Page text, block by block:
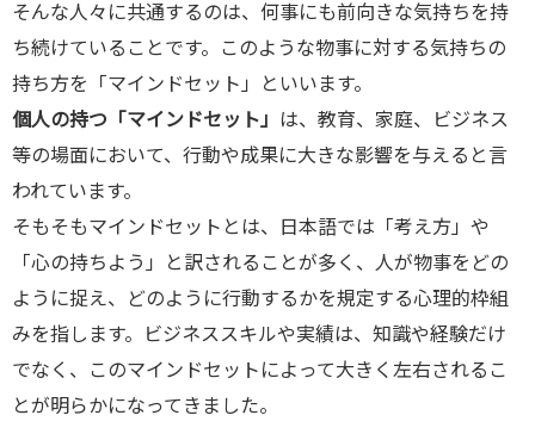
そんな人々に共通するのは、何事にも前向きな気持ちを持
ち続けていることです。このような物事に対する気持ちの
持ち方を「マインドセット」といいます。
個人の持つ「マインドセット」 は、教育、家庭、ビジネス
等の場面において、行動や成果に大きな影響を与えると言
われています。
そもそもマインドセットとは、日本語では「考え方」や
「心の持ちよう」と訳されることが多く、人が物事をどの
ように捉え、どのように行動するかを規定する心理的枠組
みを指します。ビジネススキルや実績は、知識や経験だけ
でなく、このマインドセットによって大きく左右されるこ
とが明らかになってきました。